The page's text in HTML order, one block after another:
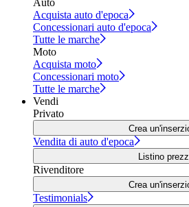
Auto
Acquista auto d'epoca
Concessionari auto d'epoca
Tutte le marche
Moto
Acquista moto
Concessionari moto
Tutte le marche
Vendi
Privato
Crea
Vendita di auto d'epoca
Listino
Rivenditore
Crea
Testimonials